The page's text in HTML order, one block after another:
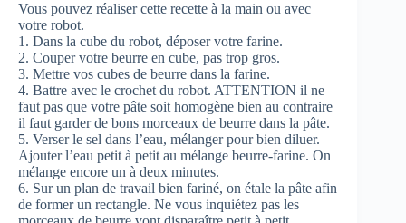
Vous pouvez réaliser cette recette à la main ou avec
votre robot.
1. Dans la cube du robot, déposer votre farine.
2. Couper votre beurre en cube, pas trop gros.
3. Mettre vos cubes de beurre dans la farine.
4. Battre avec le crochet du robot. ATTENTION il ne
faut pas que votre pâte soit homogène bien au contraire
il faut garder de bons morceaux de beurre dans la pâte.
5. Verser le sel dans l’eau, mélanger pour bien diluer.
Ajouter l’eau petit à petit au mélange beurre-farine. On
mélange encore un à deux minutes.
6. Sur un plan de travail bien fariné, on étale la pâte afin
de former un rectangle. Ne vous inquiétez pas les